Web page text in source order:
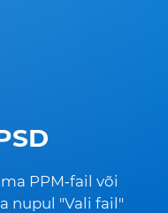
PPM‑fail või
nupul "Vali fail"